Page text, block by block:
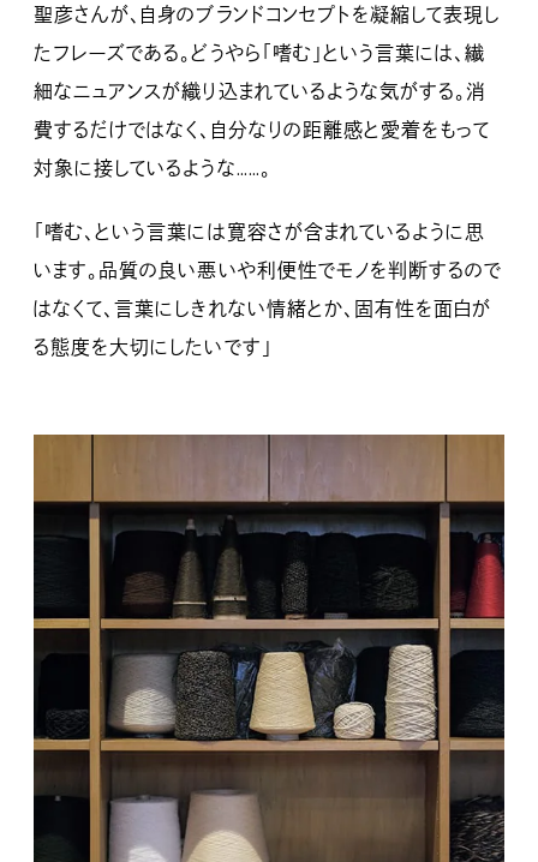
聖彦さんが、自身のブランドコンセプトを凝縮して表現し
たフレーズである。どうやら「嗜む」という言葉には、繊
細なニュアンスが織り込まれているような気がする。消
費するだけではなく、自分なりの距離感と愛着をもって
対象に接しているような……。
「嗜む、という言葉には寛容さが含まれているように思
います。品質の良い悪いや利便性でモノを判断するので
はなくて、言葉にしきれない情緒とか、固有性を面白が
る態度を大切にしたいです」